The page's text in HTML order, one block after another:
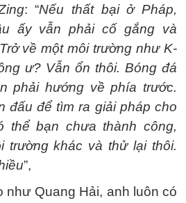
: “Nếu thất bại ở Pháp,
ấy vẫn phải cố gắng và
về một môi trường như K-
ư? Vẫn ổn thôi. Bóng đá
phải hướng về phía trước.
đấu để tìm ra giải pháp cho
thể bạn chưa thành công,
trường khác và thử lại thôi.
”,
như Quang Hải, anh luôn có